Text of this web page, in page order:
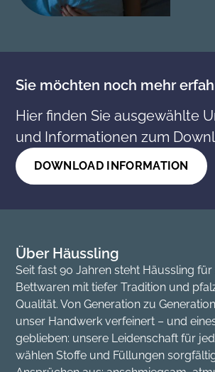
Sie möchten noch mehr
Hier finden Sie ausgewählte
und Informationen zum
DOWNLOAD INFORMATION
Über Häussling
Seit fast 90 Jahren steht Häussling
Bettwaren mit tiefer Tradition und
Qualität. Von Generation zu
unser Handwerk verfeinert – und
geblieben: unsere Leidenschaft für
wählen Stoffe und Füllungen